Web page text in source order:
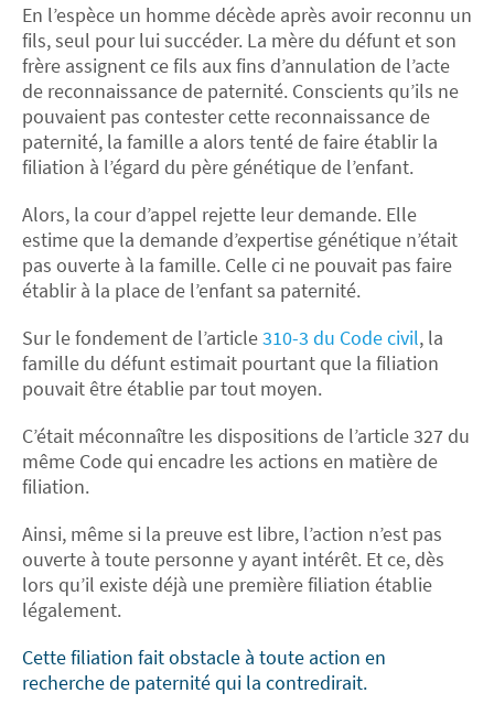
En l’espèce un homme décède après avoir reconnu un
fils, seul pour lui succéder. La mère du défunt et son
frère assignent ce fils aux fins d’annulation de l’acte
de reconnaissance de paternité. Conscients qu’ils ne
pouvaient pas contester cette reconnaissance de
paternité, la famille a alors tenté de faire établir la
filiation à l’égard du père génétique de l’enfant.
Alors, la cour d’appel rejette leur demande. Elle
estime que la demande d’expertise génétique n’était
pas ouverte à la famille. Celle ci ne pouvait pas faire
établir à la place de l’enfant sa paternité.
Sur le fondement de l’article310-3 du Code civil, la
famille du défunt estimait pourtant que la filiation
pouvait être établie par tout moyen.
C’était méconnaître les dispositions de l’article 327 du
même Code qui encadre les actions en matière de
filiation.
Ainsi, même si la preuve est libre, l’action n’est pas
ouverte à toute personne y ayant intérêt. Et ce, dès
lors qu’il existe déjà une première filiation établie
légalement.
Cette filiation fait obstacle à toute action en
recherche de paternité qui la contredirait.